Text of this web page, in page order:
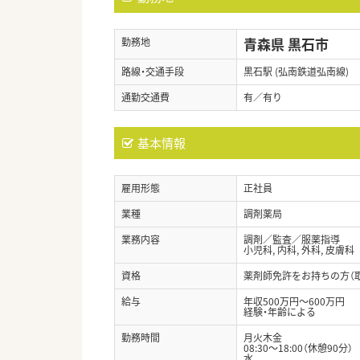
勤務地 青森県 黒石市
路線・交通手段
黒石駅 (弘南鉄道弘南線)
通勤交通費
有／有り
基本情報
雇用形態
正社員
業種
調剤薬局
業務内容
調剤／監査／服薬指導
小児科, 内科, 外科, 皮膚科
資格
薬剤師免許をお持ちの方（
給与
年収500万円～600万円
経験・年齢による
勤務時間
月火木金
08:30～18:00（休憩90分）